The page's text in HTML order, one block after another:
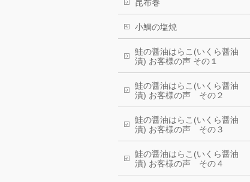
昆布巻
小鯛の塩焼
鮭の醤油はらこ(いくら醤油
漬) お客様の声 その１
鮭の醤油はらこ(いくら醤油
漬) お客様の声 その２
鮭の醤油はらこ(いくら醤油
漬) お客様の声 その３
鮭の醤油はらこ(いくら醤油
漬) お客様の声 その４